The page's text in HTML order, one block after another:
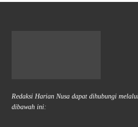
Redaksi Harian Nusa dapat dihubungi
dibawah ini: